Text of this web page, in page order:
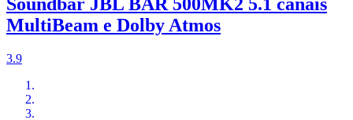
MultiBeam e Dolby Atmos
3.9